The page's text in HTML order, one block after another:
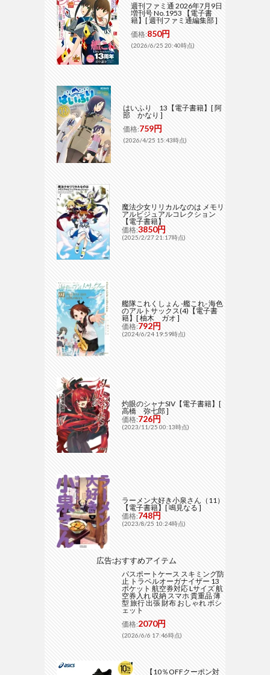
週刊ファミ通 2026年7月9日
増刊号 No.1953 【電子書
籍】[ 週刊ファミ通編集部 ]
価格:850円
(2026/6/25 20:40時点)
はいふり 13【電子書籍】[ 阿
部 かなり ]
価格:759円
(2026/4/25 15:43時点)
魔法少女リリカルなのは メモリ
アルビジュアルコレクション
【電子書籍】
価格:3850円
(2025/2/27 21:17時点)
艦隊これくしょん -艦これ- 海色
のアルトサックス(4)【電子書
籍】[ 柚木 ガオ ]
価格:792円
(2024/6/24 19:59時点)
灼眼のシャナSIV【電子書籍】[
高橋 弥七郎 ]
価格:726円
(2023/11/25 00:13時点)
ラーメン大好き小泉さん（11）
【電子書籍】[ 鳴見なる ]
価格:748円
(2023/8/25 10:24時点)
広告:おすすめアイテム
パスポートケース スキミング防
止 トラベルオーガナイザー 13
ポケット 航空券対応 Lサイズ 航
空券入れ 収納 スマホ 貴重品 薄
型 旅行 出張 財布 おしゃれ ポシ
ェット
価格:2070円
(2026/6/6 17:46時点)
【10％OFFクーポン対